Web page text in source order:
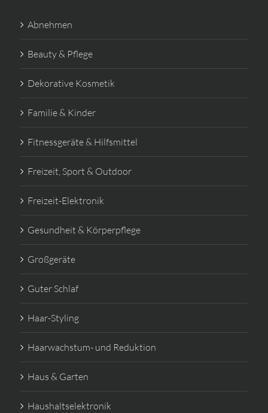
Abnehmen
Beauty & Pflege
Dekorative Kosmetik
Familie & Kinder
Fitnessgeräte & Hilfsmittel
Freizeit, Sport & Outdoor
Freizeit-Elektronik
Gesundheit & Körperpflege
Großgeräte
Guter Schlaf
Haar-Styling
Haarwachstum- und Reduktion
Haus & Garten
Haushaltselektronik